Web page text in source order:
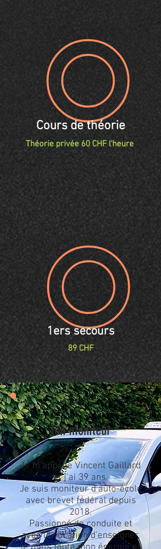
Cours de théorie
Théorie privée 60 CHF l'heure
1ers secours
89 CHF
Ton moniteur
Je m'appelle Vincent Gaillard
et j'ai 39 ans.
Je suis moniteur d'auto-école
avec brevet fédéral depuis
2018.
Passionné de conduite et
avec la vocation d'enseigner,